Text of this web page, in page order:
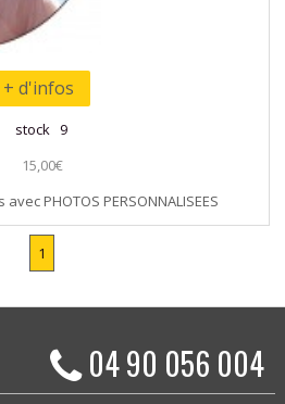
+ d'infos
stock 9
15,00€
PHOTOS PERSONNALISEES
1
04 90 056 004